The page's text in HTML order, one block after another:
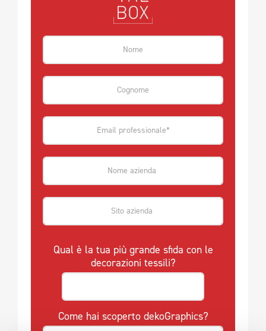
Qual è la tua più grande sfida con le
decorazioni tessili?
Come hai scoperto dekoGraphics?